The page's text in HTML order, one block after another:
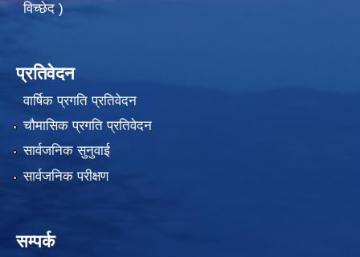
विच्छेद )
प्रतिवेदन
वार्षिक प्रगति प्रतिवेदन
चौमासिक प्रगति प्रतिवेदन
सार्वजनिक सुनुवाई
सार्वजनिक परीक्षण
सम्पर्क